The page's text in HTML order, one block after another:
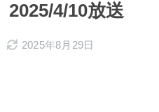
2025/4/10放送
2025年8月29日